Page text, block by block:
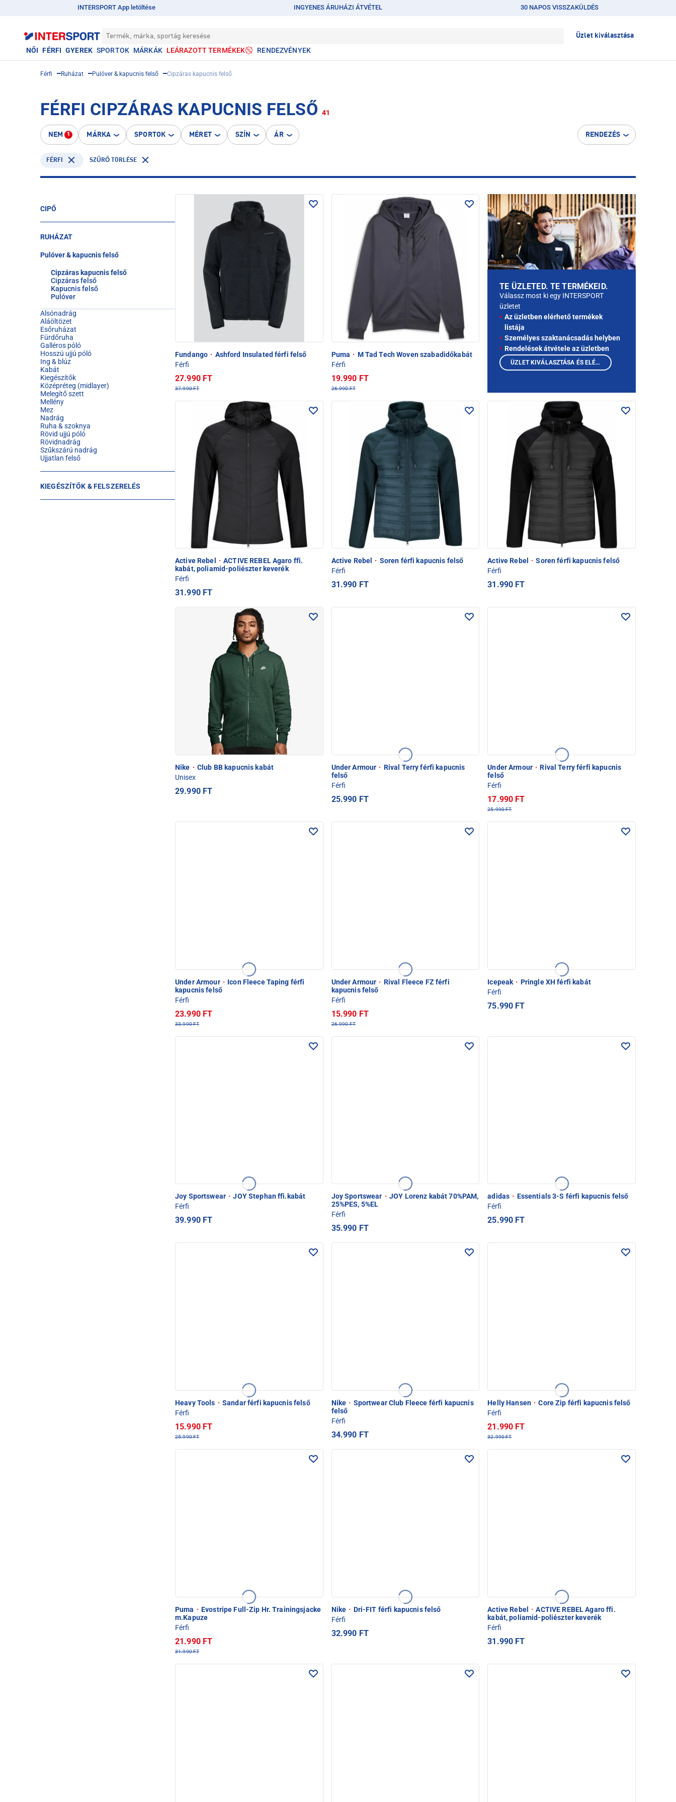
INTERSPORT App letöltése INGYENES ÁRUHÁZI ÁTVÉTEL 30 NAPOS VISSZAKÜLDÉS
Termék, márka, sportág keresése Üzlet kiválasztása
NŐI FÉRFI GYEREK SPORTOK MÁRKÁK LEÁRAZOTT TERMÉKEK RENDEZVÉNYEK
Férfi Ruházat Pulóver & kapucnis felső Cipzáras kapucnis felső
FÉRFI CIPZÁRAS KAPUCNIS FELSŐ 41
NEM 1 MÁRKA SPORTOK MÉRET SZÍN ÁR RENDEZÉS
FÉRFI SZŰRŐ TÖRLÉSE
CIPŐ
RUHÁZAT
Pulóver & kapucnis felső
Cipzáras kapucnis felső
Cipzáras felső
Kapucnis felső
Pulóver
Alsónadrág
Aláöltözet
Esőruházat
Fürdőruha
Galléros póló
Hosszú ujjú póló
Ing & blúz
Kabát
Kiegészítők
Középréteg (midlayer)
Melegítő szett
Mellény
Mez
Nadrág
Ruha & szoknya
Rövid ujjú póló
Rövidnadrág
Szűkszárú nadrág
Ujjatlan felső
KIEGÉSZÍTŐK & FELSZERELÉS
Fundango · Ashford Insulated férfi felső
Férfi
27.990 FT
37.990 FT
Puma · M Tad Tech Woven szabadidőkabát
Férfi
19.990 FT
26.990 FT
Active Rebel · ACTIVE REBEL Agaro ffi.
kabát, poliamid-poliészter keverék
Férfi
31.990 FT
Active Rebel · Soren férfi kapucnis felső
Férfi
31.990 FT
Active Rebel · Soren férfi kapucnis felső
Férfi
31.990 FT
Nike · Club BB kapucnis kabát
Unisex
29.990 FT
Under Armour · Rival Terry férfi kapucnis
felső
Férfi
25.990 FT
Under Armour · Rival Terry férfi kapucnis
felső
Férfi
17.990 FT
25.990 FT
Under Armour · Icon Fleece Taping férfi
kapucnis felső
Férfi
23.990 FT
33.990 FT
Under Armour · Rival Fleece FZ férfi
kapucnis felső
Férfi
15.990 FT
26.990 FT
Icepeak · Pringle XH férfi kabát
Férfi
75.990 FT
Joy Sportswear · JOY Stephan ffi.kabát
Férfi
39.990 FT
Joy Sportswear · JOY Lorenz kabát 70%PAM,
25%PES, 5%EL
Férfi
35.990 FT
adidas · Essentials 3-S férfi kapucnis felső
Férfi
25.990 FT
Heavy Tools · Sandar férfi kapucnis felső
Férfi
15.990 FT
25.990 FT
Nike · Sportwear Club Fleece férfi kapucnis
felső
Férfi
34.990 FT
Helly Hansen · Core Zip férfi kapucnis felső
Férfi
21.990 FT
32.990 FT
Puma · Evostripe Full-Zip Hr. Trainingsjacke
m.Kapuze
Férfi
21.990 FT
31.990 FT
Nike · Dri-FIT férfi kapucnis felső
Férfi
32.990 FT
Active Rebel · ACTIVE REBEL Agaro ffi.
kabát, poliamid-poliészter keverék
Férfi
31.990 FT
TE ÜZLETED. TE TERMÉKEID.
Válassz most ki egy INTERSPORT
üzletet
Az üzletben elérhető termékek
listája
Személyes szaktanácsadás helyben
Rendelések átvétele az üzletben
ÜZLET KIVÁLASZTÁSA ÉS ELÉRHETŐ TERMÉKEK MEGTEKINTÉSE